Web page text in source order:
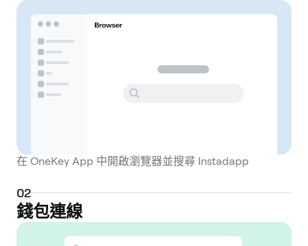
在 OneKey App 中開啟瀏覽器並搜尋 Instadapp
02
錢包連線